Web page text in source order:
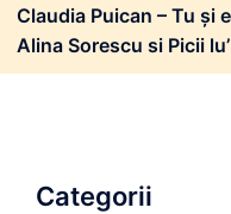
Claudia Puican – Tu și
Alina Sorescu si Picii
Categorii